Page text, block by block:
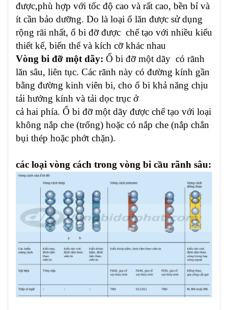
được,phù hợp với tốc độ cao và rất cao, bền bỉ và
ít cần bảo dưỡng. Do là loại ổ lăn được sử dụng
rộng rãi nhất, ổ bi đỡ được chế tạo với nhiều kiểu
thiết kế, biến thể và kích cỡ khác nhau
Vòng bi đỡ một dãy: Ổ bi đỡ một dãy có rãnh
lăn sâu, liên tục. Các rãnh này có đường kính gần
bằng đường kinh viên bi, cho ổ bi khả năng chịu
tải hướng kính và tải dọc trục ở
cả hai phía. Ổ bi đỡ một dãy được chế tạo với loại
không nắp che (trống) hoặc có nắp che (nắp chắn
bụi thép hoặc phớt chặn).
các loại vòng cách trong vòng bi cầu rãnh sâu: